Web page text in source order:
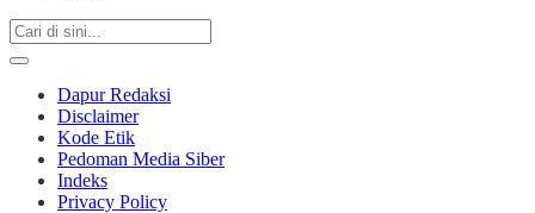
Dapur Redaksi
Disclaimer
Kode Etik
Pedoman Media Siber
Indeks
Privacy Policy